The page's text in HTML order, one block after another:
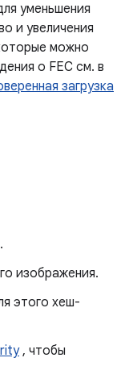
уменьшения
и увеличения
можно
о FEC см. в
загрузка
изображения.
этого хеш-
, чтобы